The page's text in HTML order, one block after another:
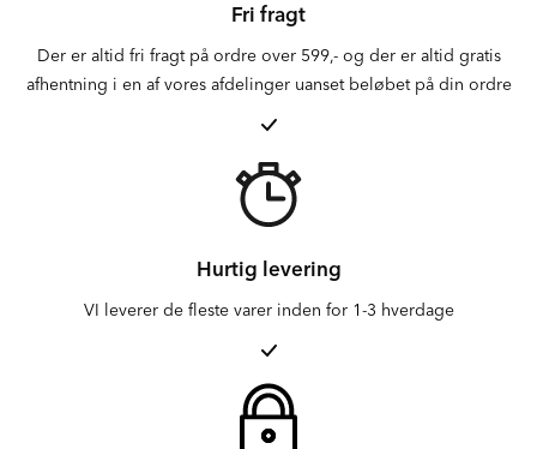
Fri fragt
Der er altid fri fragt på ordre over 599,- og der er altid gratis
afhentning i en af vores afdelinger uanset beløbet på din ordre
Hurtig levering
VI leverer de fleste varer inden for 1-3 hverdage